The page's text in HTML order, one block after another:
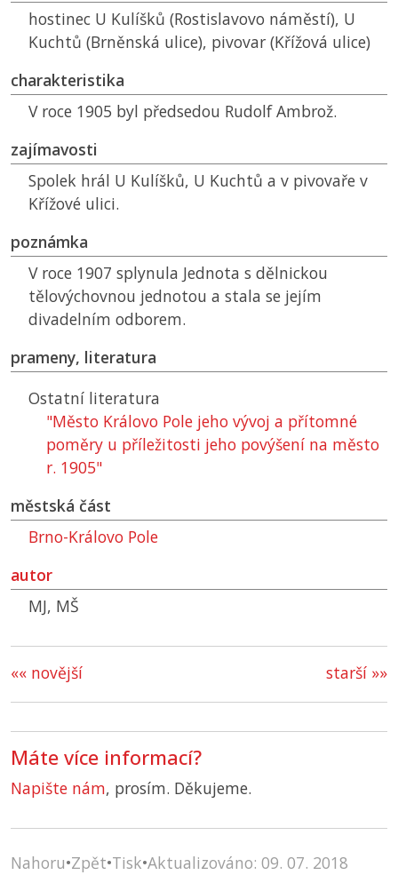
hostinec U Kulíšků (Rostislavovo náměstí), U
Kuchtů (Brněnská ulice), pivovar (Křížová ulice)
charakteristika
V roce 1905 byl předsedou Rudolf Ambrož.
zajímavosti
Spolek hrál U Kulíšků, U Kuchtů a v pivovaře v
Křížové ulici.
poznámka
V roce 1907 splynula Jednota s dělnickou
tělovýchovnou jednotou a stala se jejím
divadelním odborem.
prameny, literatura
Ostatní literatura
"Město Královo Pole jeho vývoj a přítomné
poměry u příležitosti jeho povýšení na město
r. 1905"
městská část
Brno-Královo Pole
autor
MJ, MŠ
starší »»
«« novější
Máte více informací?
Napište nám, prosím. Děkujeme.
Nahoru•Zpět•Tisk•Aktualizováno: 09. 07. 2018